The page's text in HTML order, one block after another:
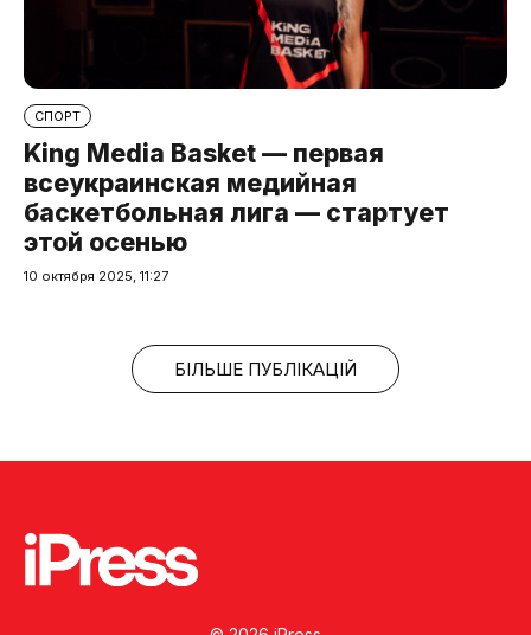
СПОРТ
King Media Basket — первая
всеукраинская медийная
баскетбольная лига — стартует
этой осенью
10 октября 2025, 11:27
БІЛЬШЕ ПУБЛІКАЦІЙ